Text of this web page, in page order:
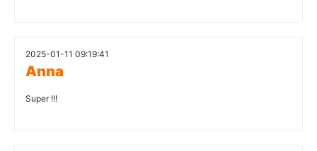
2025-01-11 09:19:41
Anna
Super !!!